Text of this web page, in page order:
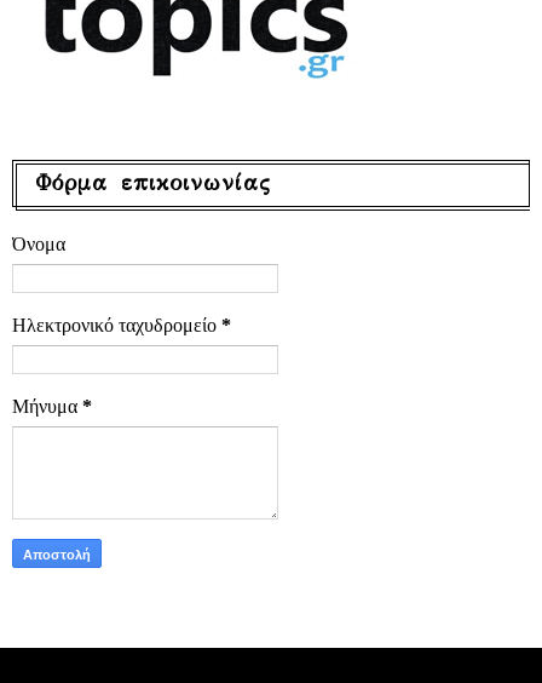
Φόρμα επικοινωνίας
Όνομα
Ηλεκτρονικό ταχυδρομείο *
Μήνυμα *